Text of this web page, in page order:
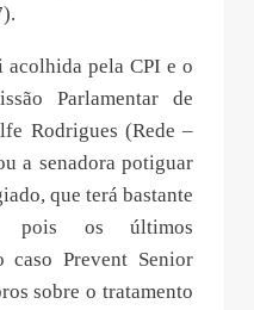
acolhida pela CPI e o
Parlamentar de
Rodrigues (Rede –
a senadora potiguar
que terá bastante
pois os últimos
caso Prevent Senior
sobre o tratamento